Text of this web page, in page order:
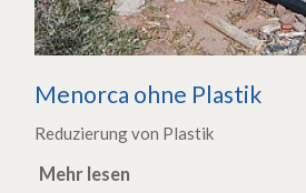
Menorca ohne Plastik
Reduzierung von Plastik
Mehr lesen